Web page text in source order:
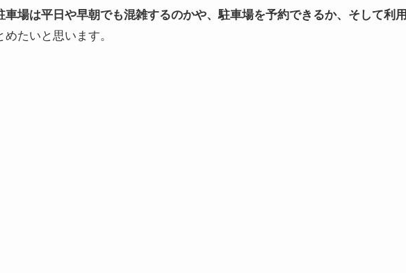
車場は平日や早朝でも混雑するのかや、駐車場を予約できるか、そして利用
たいと思います。